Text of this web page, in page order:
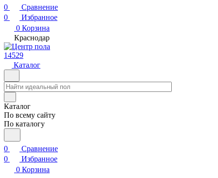
0
Сравнение
0
Избранное
0 Корзина
Краснодар
14529
Каталог
Каталог
По всему сайту
По каталогу
0
Сравнение
0
Избранное
0 Корзина